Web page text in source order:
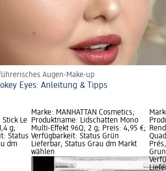
Augen-Make-up
Eyes: Anleitung & Tipps
Le
g;
Status
dm
Marke: MANHATTAN Cosmetics;
Produktname: Lidschatten Mono
Multi-Effekt 96Q, 2 g; Preis: 4,95 €;
Verfügbarkeit: Status Grün
Lieferbar, Status Grau dm Markt
wählen